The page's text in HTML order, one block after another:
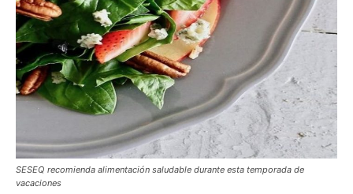
SESEQ recomienda alimentación saludable durante esta temporada de
vacaciones